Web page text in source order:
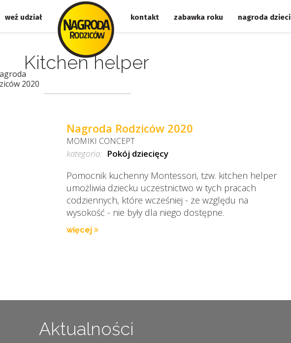
weź udział kontakt zabawka roku nagroda dzieci
Kitchen helper
Nagroda Rodziców 2020
MOMIKI CONCEPT
kategoria: Pokój dziecięcy
Pomocnik kuchenny Montessori, tzw. kitchen helper
umożliwia dziecku uczestnictwo w tych pracach
codziennych, które wcześniej - ze względu na
wysokość - nie były dla niego dostępne.
więcej
Aktualności